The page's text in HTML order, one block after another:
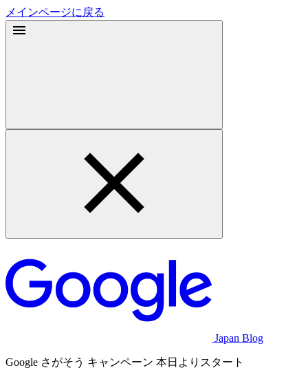
メインページに戻る
Japan Blog
Google さがそう キャンペーン 本日よりスタート